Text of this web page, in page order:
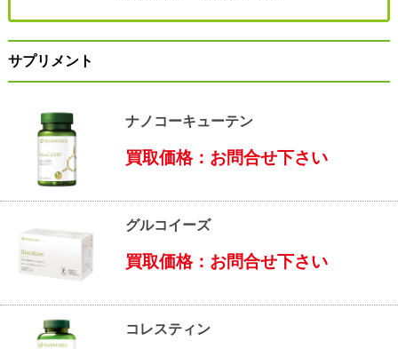
サプリメント
ナノコーキューテン
買取価格：お問合せ下さい
グルコイーズ
買取価格：お問合せ下さい
コレスティン